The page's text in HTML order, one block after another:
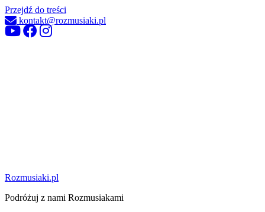
Przejdź do treści
kontakt@rozmusiaki.pl
Rozmusiaki.pl
Podróżuj z nami Rozmusiakami